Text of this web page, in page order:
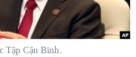
2024
TẠI DẢI GAZA
CON ĐƯỜNG
Tập Cận Bình.